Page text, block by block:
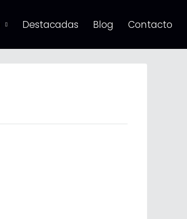
Destacadas Blog Contacto